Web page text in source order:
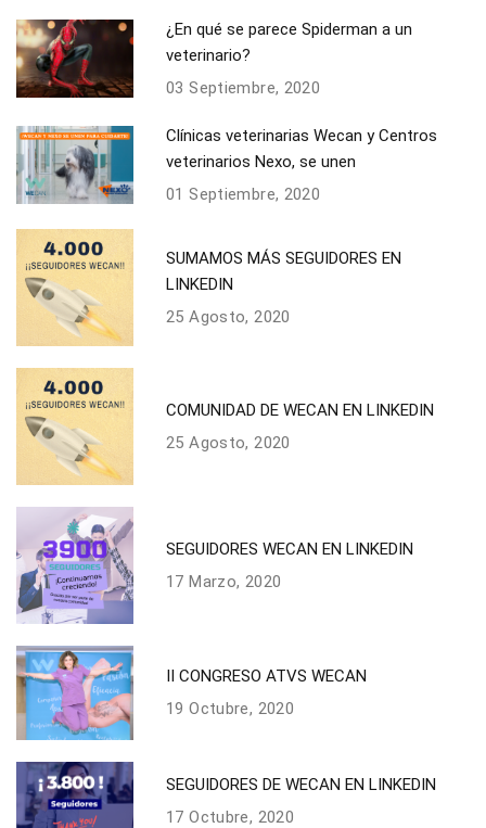
¿En qué se parece Spiderman a un
veterinario?
03 Septiembre, 2020
Clínicas veterinarias Wecan y Centros
veterinarios Nexo, se unen
01 Septiembre, 2020
SUMAMOS MÁS SEGUIDORES EN
LINKEDIN
25 Agosto, 2020
COMUNIDAD DE WECAN EN LINKEDIN
25 Agosto, 2020
SEGUIDORES WECAN EN LINKEDIN
17 Marzo, 2020
II CONGRESO ATVS WECAN
19 Octubre, 2020
SEGUIDORES DE WECAN EN LINKEDIN
17 Octubre, 2020